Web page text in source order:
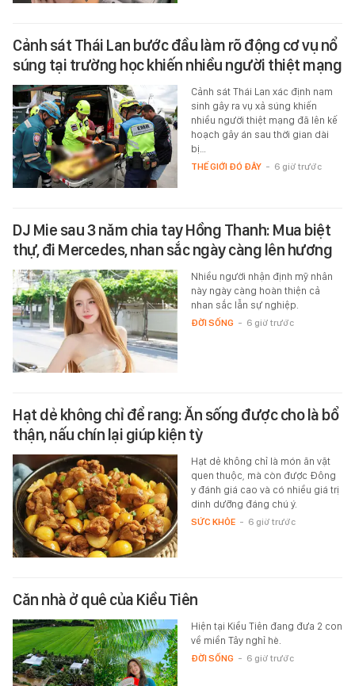
Cảnh sát Thái Lan bước đầu làm rõ động cơ vụ nổ
súng tại trường học khiến nhiều người thiệt mạng
Cảnh sát Thái Lan xác định nam
sinh gây ra vụ xả súng khiến
nhiều người thiệt mạng đã lên kế
hoạch gây án sau thời gian dài
bị…
THẾ GIỚI ĐÓ ĐÂY - 6 giờ trước
DJ Mie sau 3 năm chia tay Hồng Thanh: Mua biệt
thự, đi Mercedes, nhan sắc ngày càng lên hương
Nhiều người nhận định mỹ nhân
này ngày càng hoàn thiện cả
nhan sắc lẫn sự nghiệp.
ĐỜI SỐNG - 6 giờ trước
Hạt dẻ không chỉ để rang: Ăn sống được cho là bổ
thận, nấu chín lại giúp kiện tỳ
Hạt dẻ không chỉ là món ăn vặt
quen thuộc, mà còn được Đông
y đánh giá cao và có nhiều giá trị
dinh dưỡng đáng chú ý.
SỨC KHỎE - 6 giờ trước
Căn nhà ở quê của Kiều Tiên
Hiện tại Kiều Tiên đang đưa 2 con
về miền Tây nghỉ hè.
ĐỜI SỐNG - 6 giờ trước